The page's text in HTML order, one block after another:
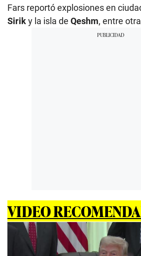
Fars reportó explosiones en
Siriky la isla de Qeshm, entre
VIDEO